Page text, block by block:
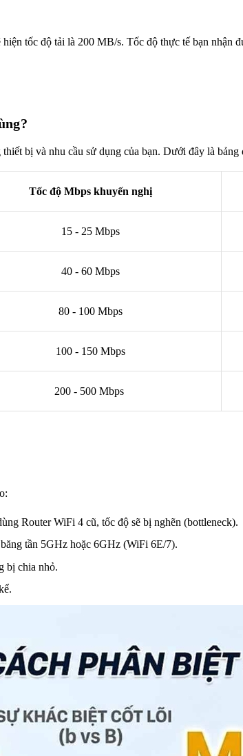
tốc độ tải là 200 MB/s. Tốc độ thực tế bạn nhận
bị và nhu cầu sử dụng của bạn. Dưới đây là
Tốc độ Mbps khuyến nghị
15 - 25 Mbps
40 - 60 Mbps
80 - 100 Mbps
100 - 150 Mbps
200 - 500 Mbps
Router WiFi 4 cũ, tốc độ sẽ bị nghẽn (bottleneck).
tần 5GHz hoặc 6GHz (WiFi 6E/7).
bị chia nhỏ.